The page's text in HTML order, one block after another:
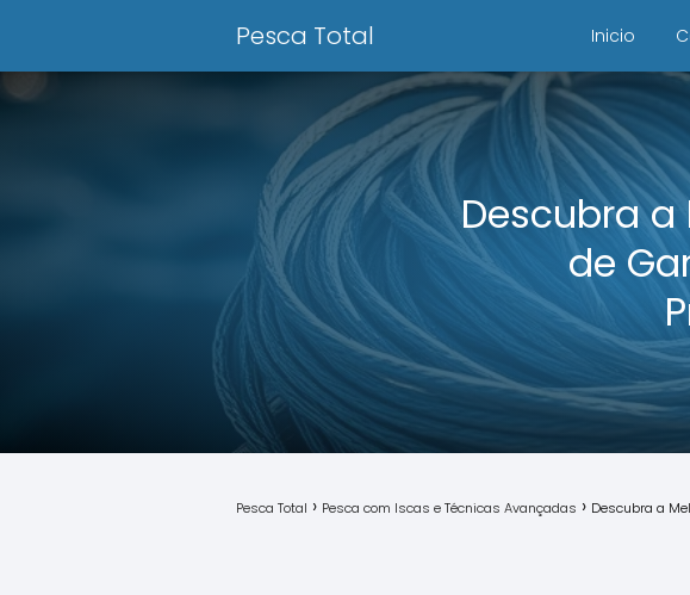
Pesca Total Inicio
Descubra a
de
Pesca Total Pesca com Iscas e Técnicas Avançadas Descubra a